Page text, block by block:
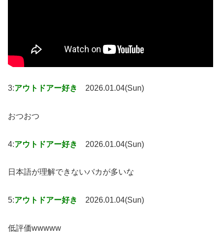
3:アウトドアー好き 2026.01.04(Sun)
おつおつ
4:アウトドアー好き 2026.01.04(Sun)
日本語が理解できないバカが多いな
5:アウトドアー好き 2026.01.04(Sun)
低評価wwwww